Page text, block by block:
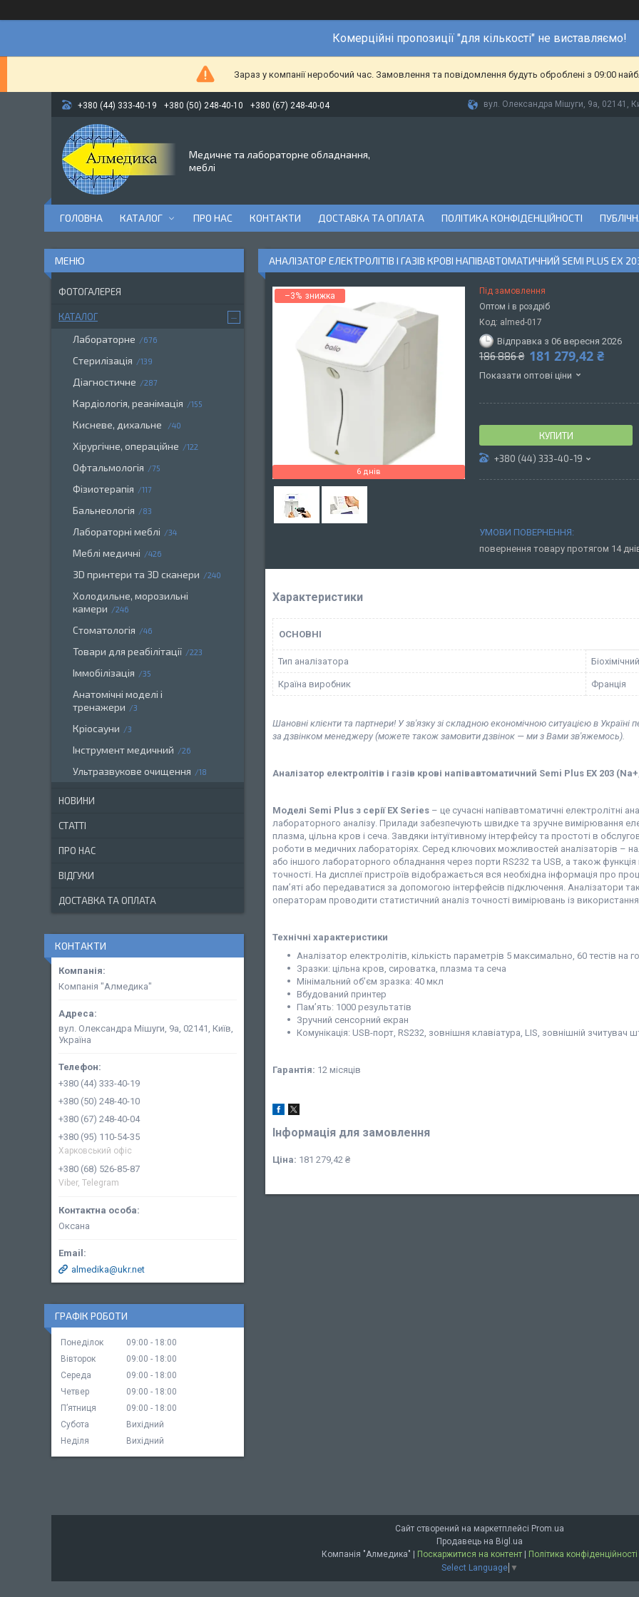
Комерційні пропозиції "для кількості" не виставляємо!
Зараз у компанії неробочий час. Замовлення та повідомлення будуть оброблені з 09:00
+380 (44) 333-40-19 +380 (50) 248-40-10 +380 (67) 248-40-04 вул. Олександра Мішуги, 9а, 02141,
Медичне та лабораторне обладнання,
меблі
ГОЛОВНА КАТАЛОГ ПРО НАС КОНТАКТИ ДОСТАВКА ТА ОПЛАТА ПОЛІТИКА КОНФІДЕНЦІЙНОСТІ
АНАЛІЗАТОР ЕЛЕКТРОЛІТІВ І ГАЗІВ КРОВІ НАПІВАВТОМАТИЧНИЙ SEMI PLUS ЕХ
–3%
6 днів
Під замовлення
Оптом і в роздріб
Код: almed-017
Відправка з 06 вересня 2026
186 886 ₴ 181 279,42 ₴
Показати оптові ціни
КУПИТИ
+380 (44) 333-40-19
повернення товару протягом 14
Характеристики
ОСНОВНІ
Тип аналізатора Біохімічний
Країна виробник Франція
Шановні клієнти та партнери! У зв'язку зі складною економічною ситуацією в
за дзвінком менеджеру (можете також замовити дзвінок — ми з Вами зв'яжемось).
Аналізатор електролітів і газів крові напівавтоматичний Semi Plus ЕХ 203
Моделі Semi Plus з серії EX Series – це сучасні напівавтоматичні електролітні
лабораторного аналізу. Прилади забезпечують швидке та зручне вимірювання
плазма, цільна кров і сеча. Завдяки інтуїтивному інтерфейсу та простоті в
роботи в медичних лабораторіях. Серед ключових можливостей аналізаторів –
або іншого лабораторного обладнання через порти RS232 та USB, а також
точності. На дисплеї пристроїв відображається вся необхідна інформація про
пам’яті або передаватися за допомогою інтерфейсів підключення. Аналізатори
операторам проводити статистичний аналіз точності вимірювань із
Технічні характеристики
Аналізатор електролітів, кількість параметрів 5 максимально, 60 тестів на
Зразки: цільна кров, сироватка, плазма та сеча
Мінімальний об’єм зразка: 40 мкл
Вбудований принтер
Пам’ять: 1000 результатів
Зручний сенсорний екран
Комунікація: USB-порт, RS232, зовнішня клавіатура, LIS, зовнішній зчитувач
Гарантія: 12 місяців
Інформація для замовлення
Ціна: 181 279,42 ₴
ФОТОГАЛЕРЕЯ
КАТАЛОГ
Лабораторне 676
Стерилізація 139
Діагностичне 287
Кардіологія, реанімація 155
Кисневе, дихальне 40
Хірургічне, операційне 122
Офтальмологія 75
Фізиотерапія 117
Бальнеологія 83
Лабораторні меблі 34
Меблі медичні 426
3D принтери та 3D сканери 240
Холодильне, морозильні
камери
246
Стоматологія 46
Товари для реабілітації 223
Іммобілізація 35
Анатомічні моделі і
тренажери
3
Кріосауни 3
Інструмент медичний 26
Ультразвукове очищення 18
НОВИНИ
СТАТТІ
ПРО НАС
ВІДГУКИ
ДОСТАВКА ТА ОПЛАТА
КОНТАКТИ
Компанія "Алмедика"
вул. Олександра Мішуги, 9а, 02141, Київ,
Україна
+380 (44) 333-40-19
+380 (50) 248-40-10
+380 (67) 248-40-04
+380 (95) 110-54-35
Харковський офіс
+380 (68) 526-85-87
Viber, Telegram
Оксана
almedika@ukr.net
ГРАФІК РОБОТИ
Понеділок 09:00
18:00
Вівторок
09:00
18:00
Середа
09:00
18:00
Четвер
09:00
18:00
Пʼятниця
09:00
18:00
Субота
Вихідний
Неділя
Вихідний
Сайт створений на маркетплейсі Prom.ua
Продавець на Bigl.ua
Поскаржитися на контент
Політика конфіденційності
Select Language ▼